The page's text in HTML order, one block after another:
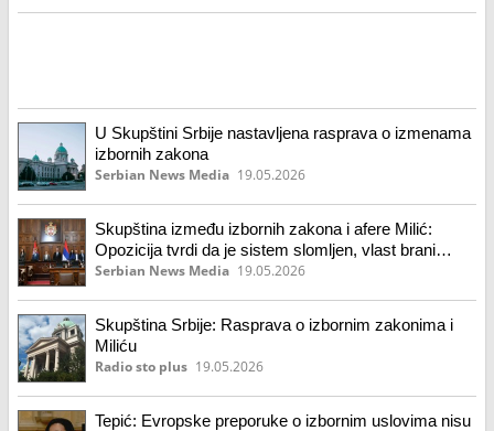
U Skupštini Srbije nastavljena rasprava o izmenama
izbornih zakona
Serbian News Media 19.05.2026
Skupština između izbornih zakona i afere Milić:
Opozicija tvrdi da je sistem slomljen, vlast brani
preporuke ODIHR-a
Serbian News Media 19.05.2026
Skupština Srbije: Rasprava o izbornim zakonima i
Miliću
Radio sto plus 19.05.2026
Tepić: Evropske preporuke o izbornim uslovima nisu